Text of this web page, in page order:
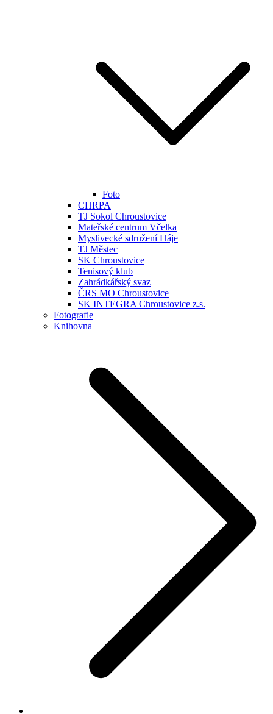
Foto
CHRPA
TJ Sokol Chroustovice
Mateřské centrum Včelka
Myslivecké sdružení Háje
TJ Městec
SK Chroustovice
Tenisový klub
Zahrádkářský svaz
ČRS MO Chroustovice
SK INTEGRA Chroustovice z.s.
Fotografie
Knihovna